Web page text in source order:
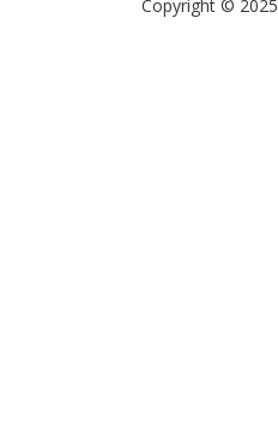
Copyright © 2025